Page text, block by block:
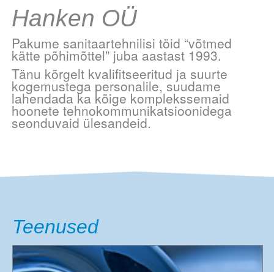
Hanken OÜ
Pakume sanitaartehnilisi töid “võtmed
kätte põhimõttel” juba aastast 1993.
Tänu kõrgelt kvalifitseeritud ja suurte
kogemustega personalile, suudame
lahendada ka kõige komplekssemaid
hoonete tehnokommunikatsioonidega
seonduvaid ülesandeid.
Teenused